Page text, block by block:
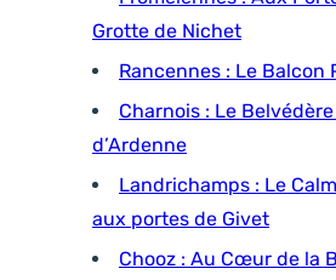
Grotte de Nichet
Rancennes : Le Balcon
Charnois : Le
d’Ardenne
Landrichamps : Le
aux portes de Givet
Chooz : Au Cœur de la